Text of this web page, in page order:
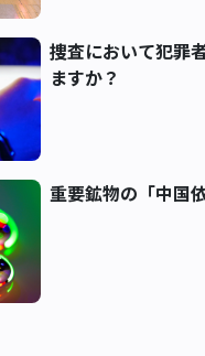
捜査において犯罪
ますか？
重要鉱物の「中国